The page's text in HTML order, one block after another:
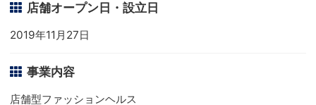
店舗オープン日・設立日
2019年11月27日
事業内容
店舗型ファッションヘルス